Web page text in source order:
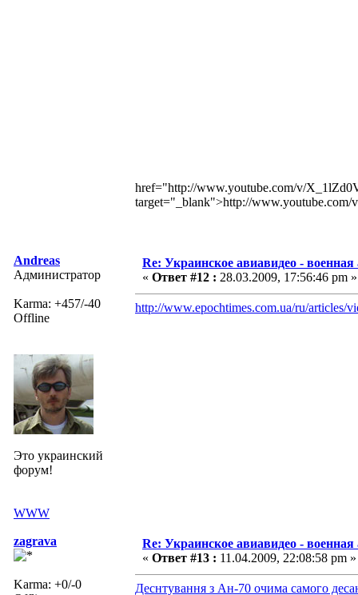
href="http://www.youtube.com/v/
target="_blank">http://
Andreas
Администратор
Karma: +457/-40
Offline
Это украинский
форум!
WWW
Re: Украинское авиавидео -
« Ответ #12 : 28.03.2009, 17:56:46 pm »
http://www.epochtimes.com.ua/ru/articles/
zagrava
Karma: +0/-0
Re: Украинское авиавидео -
« Ответ #13 : 11.04.2009, 22:08:58 pm »
Деснтування з Ан-70 очима самого